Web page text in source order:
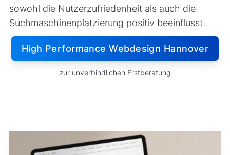
sowohl die Nutzerzufriedenheit als auch die
Suchmaschinenplatzierung positiv beeinflusst.
High Performance Webdesign Hannover
zur unverbindlichen Erstberatung